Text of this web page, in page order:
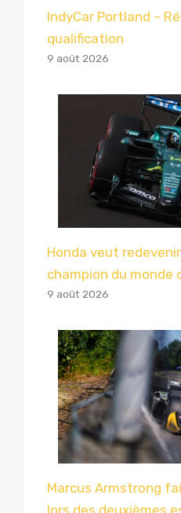
IndyCar Portland –
qualification
9 août 2026
Honda veut
champion du monde
9 août 2026
Marcus Armstrong